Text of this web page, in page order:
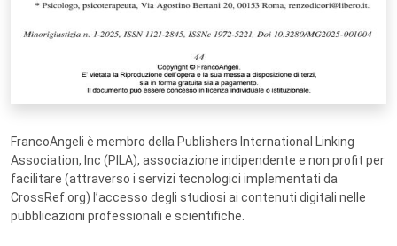
FrancoAngeli è membro della Publishers International Linking
Association, Inc (PILA), associazione indipendente e non profit per
facilitare (attraverso i servizi tecnologici implementati da
CrossRef.org) l’accesso degli studiosi ai contenuti digitali nelle
pubblicazioni professionali e scientifiche.